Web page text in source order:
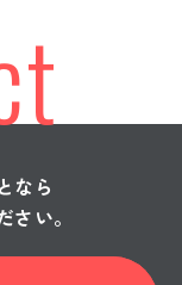
なら
い。